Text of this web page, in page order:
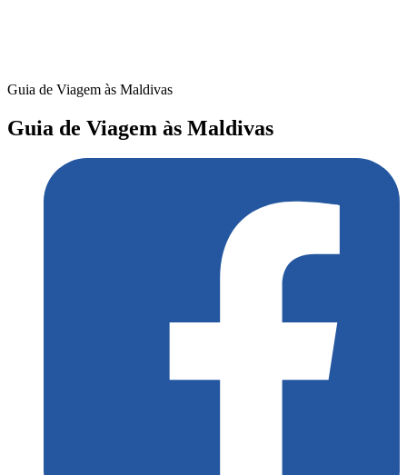
Guia de Viagem às Maldivas
Guia de Viagem às Maldivas